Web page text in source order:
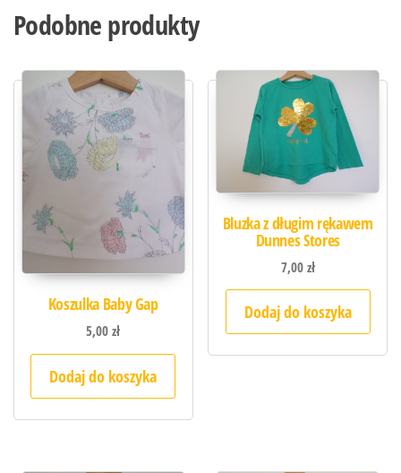
Podobne produkty
Koszulka Baby Gap
5,00zł
Dodaj do koszyka
Bluzka z długim rękawem
Dunnes Stores
7,00zł
Dodaj do koszyka